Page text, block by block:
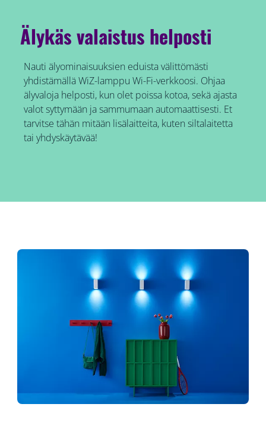
Älykäs valaistus helposti
Nauti älyominaisuuksien eduista välittömästi
yhdistämällä WiZ-lamppu Wi-Fi-verkkoosi. Ohjaa
älyvaloja helposti, kun olet poissa kotoa, sekä ajasta
valot syttymään ja sammumaan automaattisesti. Et
tarvitse tähän mitään lisälaitteita, kuten siltalaitetta
tai yhdyskäytävää!